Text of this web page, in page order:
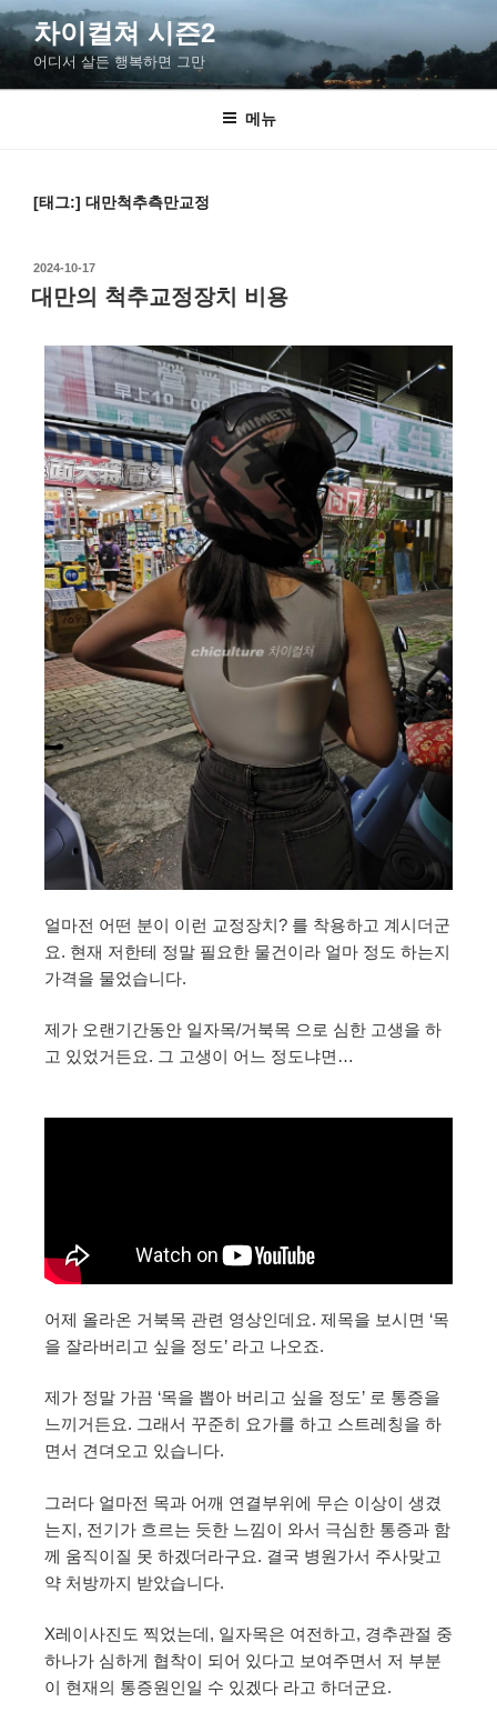
차이컬쳐 시즌2
어디서 살든 행복하면 그만
메뉴
[태그:] 대만척추측만교정
2024-10-17
대만의 척추교정장치 비용
얼마전 어떤 분이 이런 교정장치? 를 착용하고 계시더군
요. 현재 저한테 정말 필요한 물건이라 얼마 정도 하는지
가격을 물었습니다.
제가 오랜기간동안 일자목/거북목 으로 심한 고생을 하
고 있었거든요. 그 고생이 어느 정도냐면…
어제 올라온 거북목 관련 영상인데요. 제목을 보시면 ‘목
을 잘라버리고 싶을 정도’ 라고 나오죠.
제가 정말 가끔 ‘목을 뽑아 버리고 싶을 정도’ 로 통증을
느끼거든요. 그래서 꾸준히 요가를 하고 스트레칭을 하
면서 견뎌오고 있습니다.
그러다 얼마전 목과 어깨 연결부위에 무슨 이상이 생겼
는지, 전기가 흐르는 듯한 느낌이 와서 극심한 통증과 함
께 움직이질 못 하겠더라구요. 결국 병원가서 주사맞고
약 처방까지 받았습니다.
X레이사진도 찍었는데, 일자목은 여전하고, 경추관절 중
하나가 심하게 협착이 되어 있다고 보여주면서 저 부분
이 현재의 통증원인일 수 있겠다 라고 하더군요.